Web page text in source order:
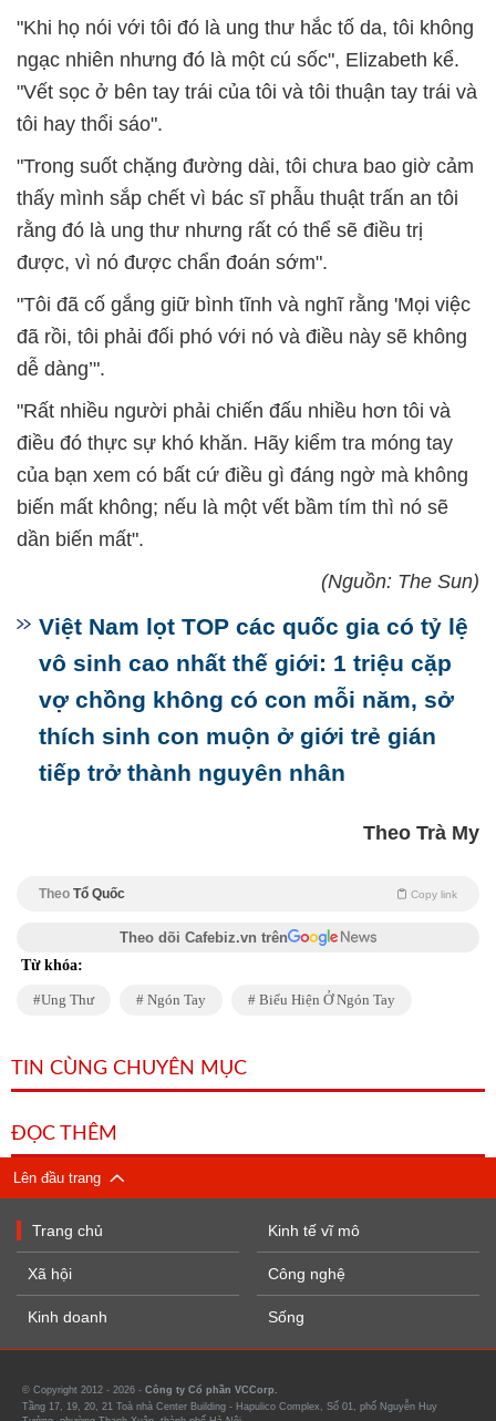
"Khi họ nói với tôi đó là ung thư hắc tố da, tôi không
ngạc nhiên nhưng đó là một cú sốc", Elizabeth kể.
"Vết sọc ở bên tay trái của tôi và tôi thuận tay trái và
tôi hay thổi sáo".
"Trong suốt chặng đường dài, tôi chưa bao giờ cảm
thấy mình sắp chết vì bác sĩ phẫu thuật trấn an tôi
rằng đó là ung thư nhưng rất có thể sẽ điều trị
được, vì nó được chẩn đoán sớm".
"Tôi đã cố gắng giữ bình tĩnh và nghĩ rằng 'Mọi việc
đã rồi, tôi phải đối phó với nó và điều này sẽ không
dễ dàng’".
"Rất nhiều người phải chiến đấu nhiều hơn tôi và
điều đó thực sự khó khăn. Hãy kiểm tra móng tay
của bạn xem có bất cứ điều gì đáng ngờ mà không
biến mất không; nếu là một vết bầm tím thì nó sẽ
dần biến mất".
(Nguồn: The Sun)
Việt Nam lọt TOP các quốc gia có tỷ lệ
vô sinh cao nhất thế giới: 1 triệu cặp
vợ chồng không có con mỗi năm, sở
thích sinh con muộn ở giới trẻ gián
tiếp trở thành nguyên nhân
Theo Trà My
Theo Tổ Quốc Copy link
Theo dõi Cafebiz.vn trên
Từ khóa:
Ung Thư Ngón Tay Biểu Hiện Ở Ngón Tay
TIN CÙNG CHUYÊN MỤC
ĐỌC THÊM
Lên đầu trang
Trang chủ
Xã hội
Kinh doanh
Kinh tế vĩ mô
Công nghệ
Sống
© Copyright 2012 - 2026 - Công ty Cổ phần VCCorp.
Tầng 17, 19, 20, 21 Toà nhà Center Building - Hapulico Complex, Số 01, phố Nguyễn Huy